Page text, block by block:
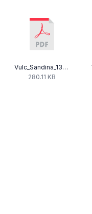
Vulc_Sandina_13062013.pdf
280.11 KB